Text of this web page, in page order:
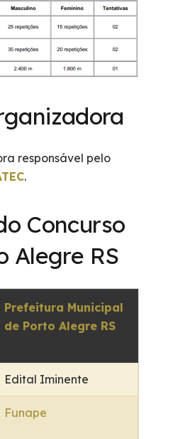
responsável pelo
.
Concurso
Alegre RS
Prefeitura Municipal
de Porto Alegre RS
Edital Iminente
Funape